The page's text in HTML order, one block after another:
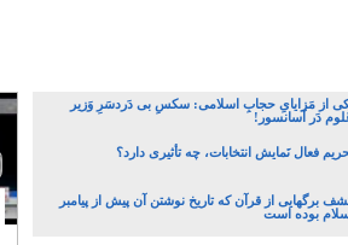
از مَزایایِ حجابِ اسلامی: سکسِ بی دَردسَرِ وَزیر
دَر آسانسور!
فعال نَمایش انتخابات، چه تأثیری دارد؟
برگهایی از قرآن که تاریخ نوشتن آن پیش از پیامبر
بوده است